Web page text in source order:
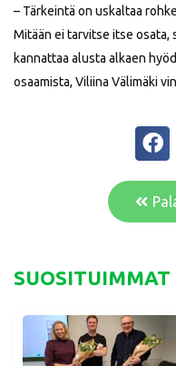
– Tärkeintä on uskaltaa
Mitään ei tarvitse itse osata,
kannattaa alusta alkaen
osaamista, Viliina Välimäki